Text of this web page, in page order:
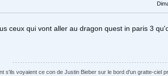
ceux qui vont aller au dragon quest in paris 3
s'ils voyaient ce con de Justin Bieber sur le bord d'un gratte-ciel